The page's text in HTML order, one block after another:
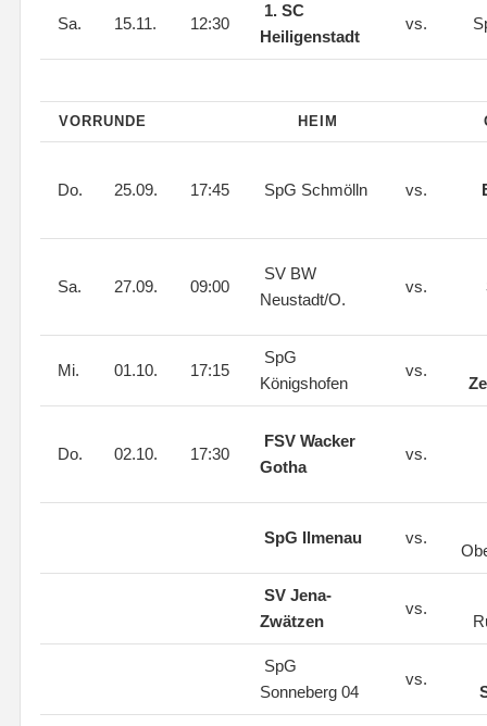
Sa. 15.11. 12:30
1. SC
Heiligenstadt
vs.
VORRUNDE HEIM
Do. 25.09. 17:45 SpG Schmölln vs.
Sa. 27.09. 09:00
SV BW
Neustadt/O.
vs.
Mi. 01.10. 17:15
SpG
Königshofen
vs.
Do. 02.10. 17:30
FSV Wacker
Gotha
vs.
SpG Ilmenau vs.
SV Jena-
Zwätzen
vs.
SpG
Sonneberg 04
vs.